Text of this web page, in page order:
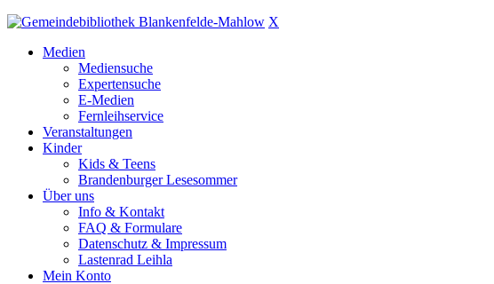
X
Medien
Mediensuche
Expertensuche
E-Medien
Fernleihservice
Veranstaltungen
Kinder
Kids & Teens
Brandenburger Lesesommer
Über uns
Info & Kontakt
FAQ & Formulare
Datenschutz & Impressum
Lastenrad Leihla
Mein Konto